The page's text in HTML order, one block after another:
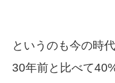
というのも今の時
30年前と比べて